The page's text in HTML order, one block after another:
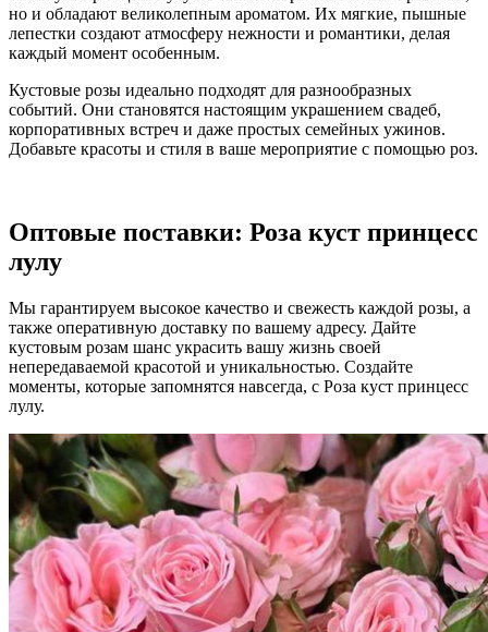
но и обладают великолепным ароматом. Их мягкие, пышные
лепестки создают атмосферу нежности и романтики, делая
каждый момент особенным.
Кустовые розы идеально подходят для разнообразных
событий. Они становятся настоящим украшением свадеб,
корпоративных встреч и даже простых семейных ужинов.
Добавьте красоты и стиля в ваше мероприятие с помощью роз.
Оптовые поставки: Роза куст принцесс
лулу
Мы гарантируем высокое качество и свежесть каждой розы, а
также оперативную доставку по вашему адресу. Дайте
кустовым розам шанс украсить вашу жизнь своей
непередаваемой красотой и уникальностью. Создайте
моменты, которые запомнятся навсегда, с Роза куст принцесс
лулу.